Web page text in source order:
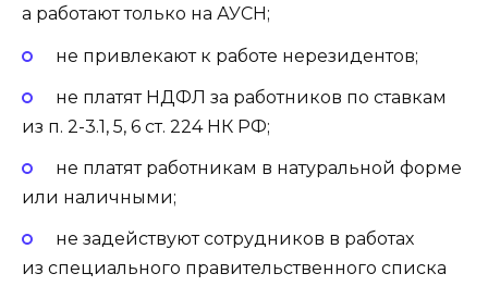
а работают только на АУСН;
не привлекают к работе нерезидентов;
не платят НДФЛ за работников по ставкам
из п. 2-3.1, 5, 6 ст. 224 НК РФ;
не платят работникам в натуральной форме
или наличными;
не задействуют сотрудников в работах
из специального правительственного списка